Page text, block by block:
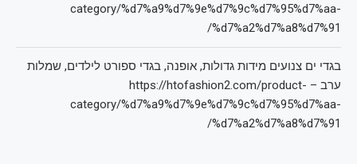
category/%d7%a9%d7%9e%d7%9c%d7%95%d7%aa-
%d7%a2%d7%a8%d7%91/
בגדי ים צנועים מידות גדולות, אופנה, בגדי ספורט לילדים, שמלות
ערב – https://htofashion2.com/product-
category/%d7%a9%d7%9e%d7%9c%d7%95%d7%aa-
%d7%a2%d7%a8%d7%91/